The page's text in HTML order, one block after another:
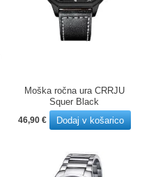
Moška ročna ura CRRJU
Squer Black
46,90 € Dodaj v košarico